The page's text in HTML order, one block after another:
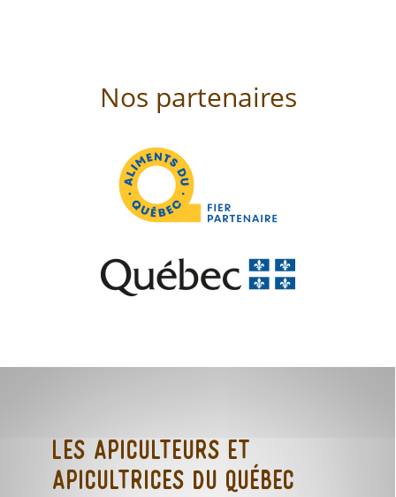
Nos partenaires
Les Apiculteurs et
Apicultrices du Québec